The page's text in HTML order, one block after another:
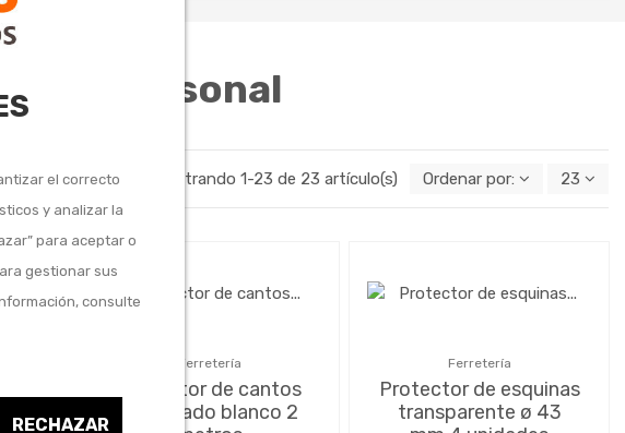
el correcto
y analizar la
para aceptar o
gestionar sus
consulte
RECHAZAR
personal
Mostrando 1-23 de 23 artículo(s) Ordenar por: 23
2
Ferretería
Protector de cantos
acolchado blanco 2
Ferretería
Protector de esquinas
transparente ø 43